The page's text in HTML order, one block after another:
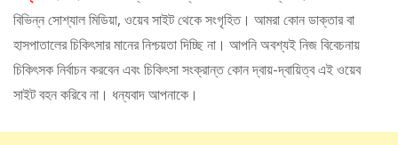
বিভিন্ন সোশ্যাল মিডিয়া, ওয়েব সাইট থেকে সংগৃহিত। আমরা কোন ডাক্তার বা
হাসপাতালের চিকিৎসার মানের নিশ্চয়তা দিচ্ছি না। আপনি অবশ্যই নিজ বিবেচনায়
চিকিৎসক নির্বাচন করবেন এবং চিকিৎসা সংক্রান্ত কোন দ্বায়-দ্বায়িত্ব এই ওয়েব
সাইট বহন করিবে না। ধন্যবাদ আপনাকে।